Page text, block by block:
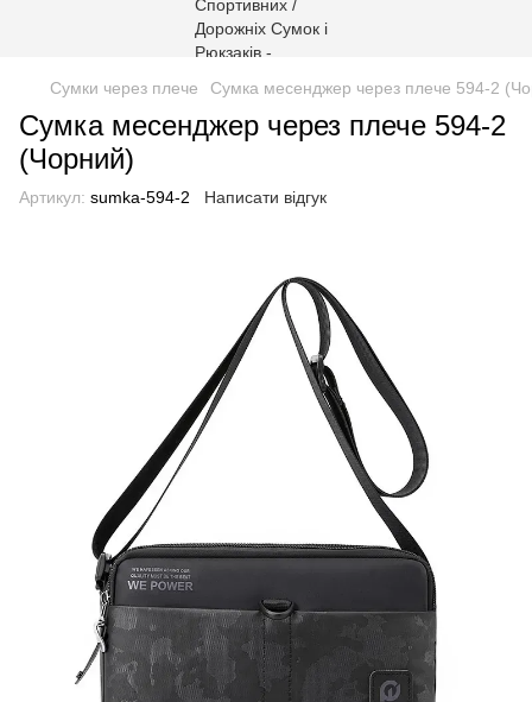
Сумки через плече Сумка месенджер через плече 594-2
Сумка месенджер через плече 594-2
(Чорний)
Артикул: sumka-594-2 Написати відгук